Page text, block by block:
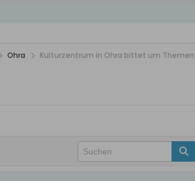
Ohra Kulturzentrum in Ohra bittet um Themen